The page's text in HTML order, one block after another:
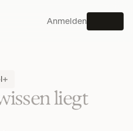
liegt
Anmelden